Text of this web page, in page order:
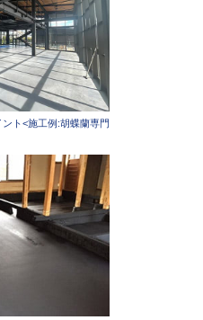
ト<施工例:胡蝶蘭専門